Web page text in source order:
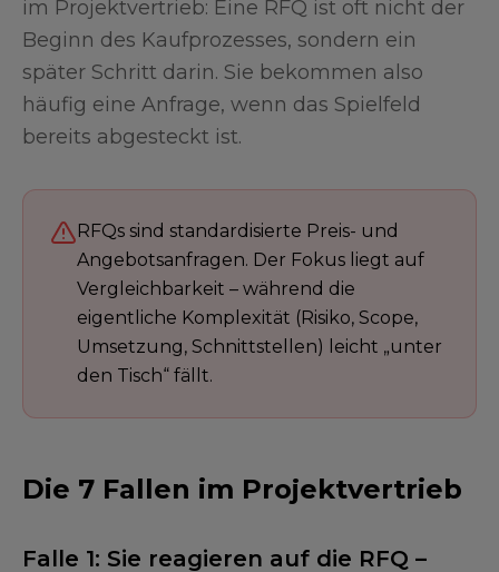
im Projektvertrieb: Eine RFQ ist oft nicht der
Beginn des Kaufprozesses, sondern ein
später Schritt darin. Sie bekommen also
häufig eine Anfrage, wenn das Spielfeld
bereits abgesteckt ist.
RFQs sind standardisierte Preis- und
Angebotsanfragen. Der Fokus liegt auf
Vergleichbarkeit – während die
eigentliche Komplexität (Risiko, Scope,
Umsetzung, Schnittstellen) leicht „unter
den Tisch“ fällt.
Die 7 Fallen im Projektvertrieb
Falle 1: Sie reagieren auf die RFQ –